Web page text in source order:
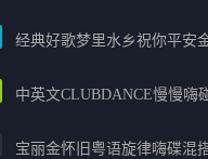
中英文CLUBDANCE慢慢嗨
宝丽金怀旧粤语旋律嗨碟混